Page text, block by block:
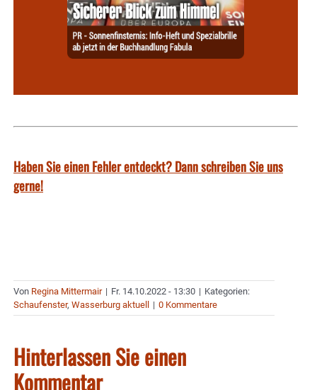
Haben Sie einen Fehler entdeckt? Dann schreiben Sie uns
gerne!
Von Regina Mittermair | Fr. 14.10.2022 - 13:30 | Kategorien:
Schaufenster, Wasserburg aktuell | 0 Kommentare
Hinterlassen Sie einen
Kommentar